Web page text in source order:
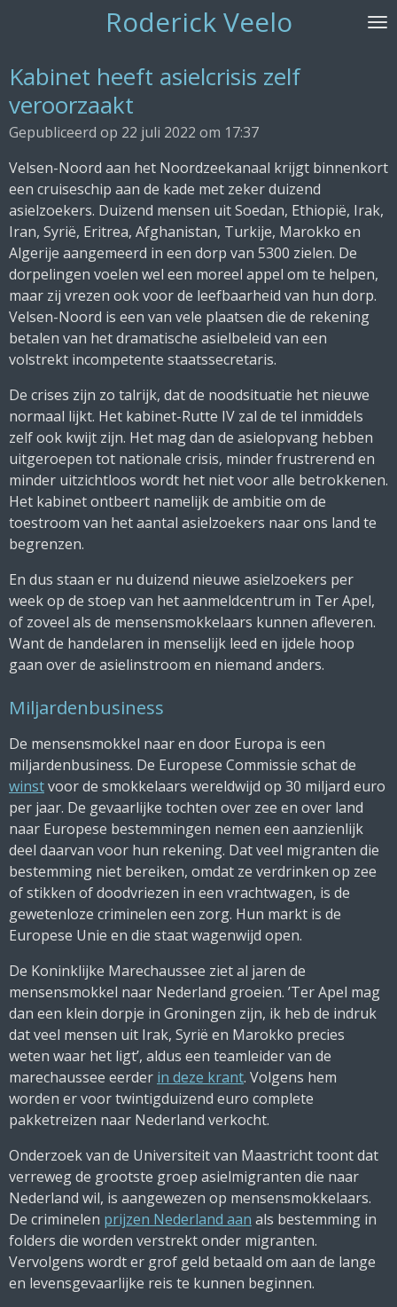
de
hoofdinhoud
Roderick Veelo
Kabinet heeft asielcrisis zelf
veroorzaakt
Gepubliceerd op 22 juli 2022 om 17:37
Velsen-Noord aan het Noordzeekanaal krijgt binnenkort
een cruiseschip aan de kade met zeker duizend
asielzoekers. Duizend mensen uit Soedan, Ethiopië, Irak,
Iran, Syrië, Eritrea, Afghanistan, Turkije, Marokko en
Algerije aangemeerd in een dorp van 5300 zielen. De
dorpelingen voelen wel een moreel appel om te helpen,
maar zij vrezen ook voor de leefbaarheid van hun dorp.
Velsen-Noord is een van vele plaatsen die de rekening
betalen van het dramatische asielbeleid van een
volstrekt incompetente staatssecretaris.
De crises zijn zo talrijk, dat de noodsituatie het nieuwe
normaal lijkt. Het kabinet-Rutte IV zal de tel inmiddels
zelf ook kwijt zijn. Het mag dan de asielopvang hebben
uitgeroepen tot nationale crisis, minder frustrerend en
minder uitzichtloos wordt het niet voor alle betrokkenen.
Het kabinet ontbeert namelijk de ambitie om de
toestroom van het aantal asielzoekers naar ons land te
begrenzen.
En dus staan er nu duizend nieuwe asielzoekers per
week op de stoep van het aanmeldcentrum in Ter Apel,
of zoveel als de mensensmokkelaars kunnen afleveren.
Want de handelaren in menselijk leed en ijdele hoop
gaan over de asielinstroom en niemand anders.
Miljardenbusiness
De mensensmokkel naar en door Europa is een
miljardenbusiness. De Europese Commissie schat de
winstvoor de smokkelaars wereldwijd op 30 miljard euro
per jaar. De gevaarlijke tochten over zee en over land
naar Europese bestemmingen nemen een aanzienlijk
deel daarvan voor hun rekening. Dat veel migranten die
bestemming niet bereiken, omdat ze verdrinken op zee
of stikken of doodvriezen in een vrachtwagen, is de
gewetenloze criminelen een zorg. Hun markt is de
Europese Unie en die staat wagenwijd open.
De Koninklijke Marechaussee ziet al jaren de
mensensmokkel naar Nederland groeien. ’Ter Apel mag
dan een klein dorpje in Groningen zijn, ik heb de indruk
dat veel mensen uit Irak, Syrië en Marokko precies
weten waar het ligt’, aldus een teamleider van de
marechaussee eerder in deze krant. Volgens hem
worden er voor twintigduizend euro complete
pakketreizen naar Nederland verkocht.
Onderzoek van de Universiteit van Maastricht toont dat
verreweg de grootste groep asielmigranten die naar
Nederland wil, is aangewezen op mensensmokkelaars.
De criminelen prijzen Nederland aan als bestemming in
folders die worden verstrekt onder migranten.
Vervolgens wordt er grof geld betaald om aan de lange
en levensgevaarlijke reis te kunnen beginnen.